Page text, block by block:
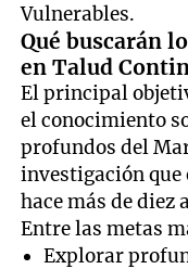
Vulnerables.
Qué buscarán
en Talud
El principal
el conocimiento
profundos del
investigación que
hace más de diez
Entre las metas
Explorar